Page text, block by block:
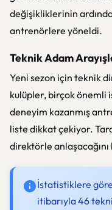
değişikliklerinin
antrenörlere yöneldi.
Teknik Adam
Yeni sezon için teknik
kulüpler, birçok önemli
deneyim kazanmış
liste dikkat çekiyor.
direktörle
İstatistiklere
itibarıyla 46